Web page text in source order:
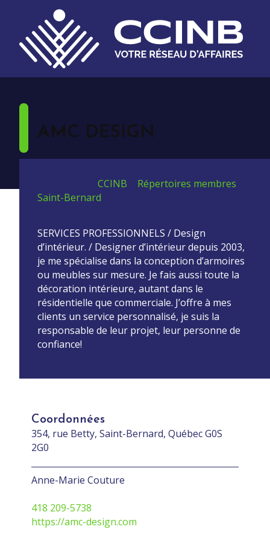
AMC DESIGN
CCINB Répertoires membres
Saint-Bernard
SERVICES PROFESSIONNELS / Design
d’intérieur. / Designer d’intérieur depuis 2003,
je me spécialise dans la conception d’armoires
ou meubles sur mesure. Je fais aussi toute la
décoration intérieure, autant dans le
résidentielle que commerciale. J’offre à mes
clients un service personnalisé, je suis la
responsable de leur projet, leur personne de
confiance!
Coordonnées
354, rue Betty, Saint-Bernard, Québec G0S
2G0
Anne-Marie Couture
418 209-5738
https://amc-design.com